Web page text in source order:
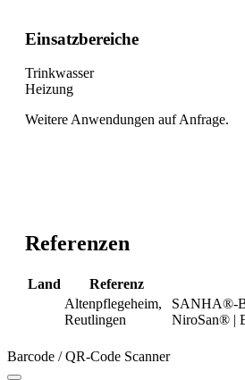
Einsatzbereiche
Trinkwasser
Heizung
Weitere Anwendungen auf Anfrage.
Referenzen
Land Referenz
Altenpflegeheim,
Reutlingen
SANHA®-
NiroSan® |
Barcode / QR-Code Scanner